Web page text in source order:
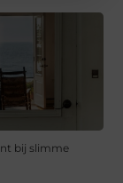
bij slimme